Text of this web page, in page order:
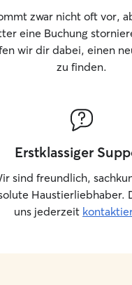
zwar nicht oft vor,
eine Buchung
wir dir dabei, einen
zu finden.
Erstklassiger
sind freundlich,
Haustierliebhaber.
uns jederzeit